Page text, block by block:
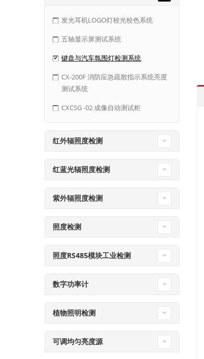
发光耳机LOGO灯校光校色系统
五轴显示屏测试系统
键盘与汽车氛围灯检测系统
CX-200F 消防应急疏散指示系统亮度
测试系统
CXCSG -02 成像自动测试柜
红外辐照度检测
红蓝光辐照度检测
紫外辐照度检测
照度检测
照度RS485模块工业检测
数字功率计
植物照明检测
可调均匀亮度源